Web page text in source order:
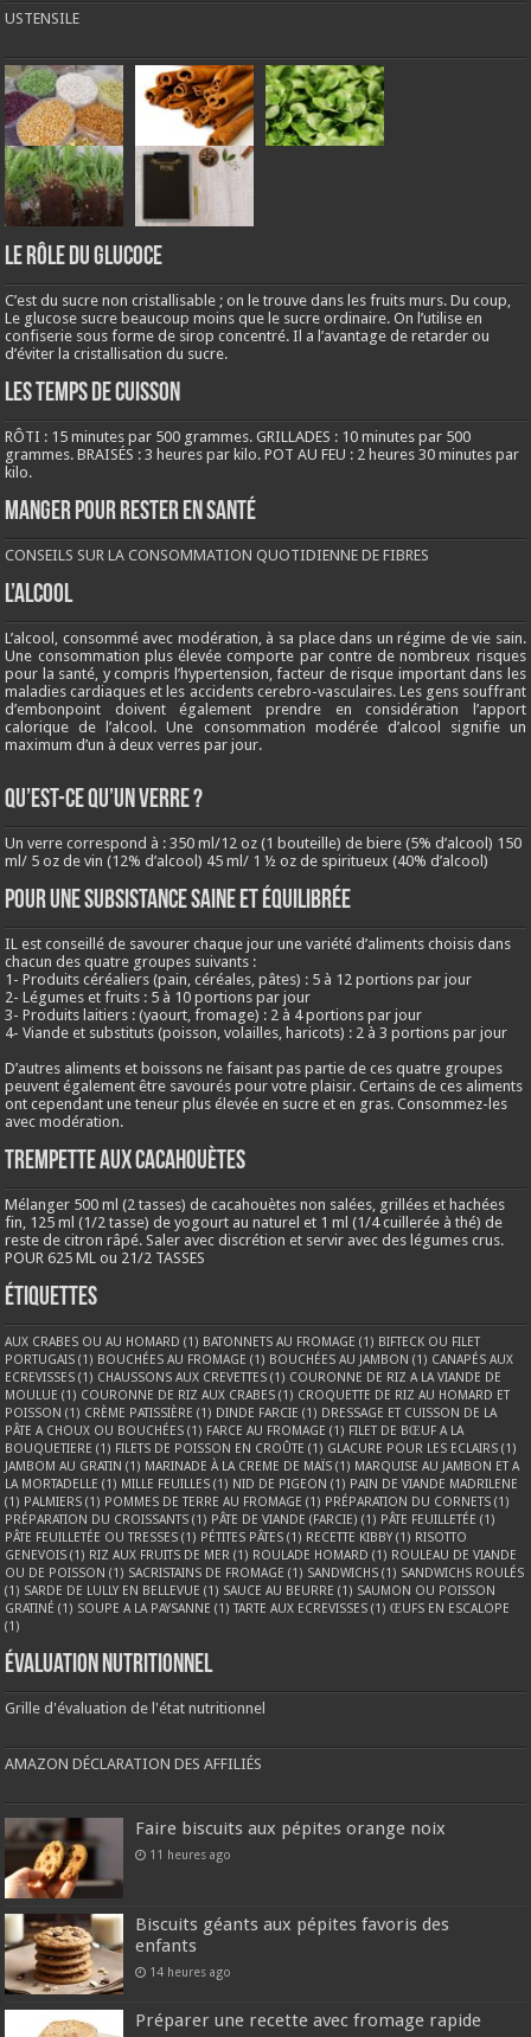
USTENSILE
LE RÔLE DU GLUCOCE
C’est du sucre non cristallisable ; on le trouve dans les fruits murs. Du coup,
Le glucose sucre beaucoup moins que le sucre ordinaire. On l’utilise en
confiserie sous forme de sirop concentré. Il a l’avantage de retarder ou
d’éviter la cristallisation du sucre.
LES TEMPS DE CUISSON
RÔTI : 15 minutes par 500 grammes. GRILLADES : 10 minutes par 500
grammes. BRAISÉS : 3 heures par kilo. POT AU FEU : 2 heures 30 minutes par
kilo.
Manger pour rester en santé
CONSEILS SUR LA CONSOMMATION QUOTIDIENNE DE FIBRES
L’ALCOOL
L’alcool, consommé avec modération, à sa place dans un régime de vie sain.
Une consommation plus élevée comporte par contre de nombreux risques
pour la santé, y compris l’hypertension, facteur de risque important dans les
maladies cardiaques et les accidents cerebro-vasculaires. Les gens souffrant
d’embonpoint doivent également prendre en considération l’apport
calorique de l’alcool. Une consommation modérée d’alcool signifie un
maximum d’un à deux verres par jour.
QU’EST-CE QU’UN VERRE ?
Un verre correspond à : 350 ml/12 oz (1 bouteille) de biere (5% d’alcool) 150
ml/ 5 oz de vin (12% d’alcool) 45 ml/ 1 ½ oz de spiritueux (40% d’alcool)
Pour une subsistance saine et équilibrée
IL est conseillé de savourer chaque jour une variété d’aliments choisis dans
chacun des quatre groupes suivants :
1- Produits céréaliers (pain, céréales, pâtes) : 5 à 12 portions par jour
2- Légumes et fruits : 5 à 10 portions par jour
3- Produits laitiers : (yaourt, fromage) : 2 à 4 portions par jour
4- Viande et substituts (poisson, volailles, haricots) : 2 à 3 portions par jour
D’autres aliments et boissons ne faisant pas partie de ces quatre groupes
peuvent également être savourés pour votre plaisir. Certains de ces aliments
ont cependant une teneur plus élevée en sucre et en gras. Consommez-les
avec modération.
Trempette aux cacahouètes
Mélanger 500 ml (2 tasses) de cacahouètes non salées, grillées et hachées
fin, 125 ml (1/2 tasse) de yogourt au naturel et 1 ml (1/4 cuillerée à thé) de
reste de citron râpé. Saler avec discrétion et servir avec des légumes crus.
POUR 625 ML ou 21/2 TASSES
Étiquettes
AUX CRABES OU AU HOMARD (1) BATONNETS AU FROMAGE (1) BIFTECK OU FILET
PORTUGAIS (1) BOUCHÉES AU FROMAGE (1) BOUCHÉES AU JAMBON (1) CANAPÉS AUX
ECREVISSES (1) CHAUSSONS AUX CREVETTES (1) COURONNE DE RIZ A LA VIANDE DE
MOULUE (1) COURONNE DE RIZ AUX CRABES (1) CROQUETTE DE RIZ AU HOMARD ET
POISSON (1) CRÈME PATISSIÈRE (1) DINDE FARCIE (1) DRESSAGE ET CUISSON DE LA
PÂTE A CHOUX OU BOUCHÉES (1) FARCE AU FROMAGE (1) FILET DE BŒUF A LA
BOUQUETIERE (1) FILETS DE POISSON EN CROÛTE (1) GLACURE POUR LES ECLAIRS (1)
JAMBOM AU GRATIN (1) MARINADE À LA CREME DE MAÏS (1) MARQUISE AU JAMBON ET A
LA MORTADELLE (1) MILLE FEUILLES (1) NID DE PIGEON (1) PAIN DE VIANDE MADRILENE
(1) PALMIERS (1) POMMES DE TERRE AU FROMAGE (1) PRÉPARATION DU CORNETS (1)
PRÉPARATION DU CROISSANTS (1) PÂTE DE VIANDE (FARCIE) (1) PÂTE FEUILLETÉE (1)
PÂTE FEUILLETÉE OU TRESSES (1) PÉTITES PÂTES (1) RECETTE KIBBY (1) RISOTTO
GENEVOIS (1) RIZ AUX FRUITS DE MER (1) ROULADE HOMARD (1) ROULEAU DE VIANDE
OU DE POISSON (1) SACRISTAINS DE FROMAGE (1) SANDWICHS (1) SANDWICHS ROULÉS
(1) SARDE DE LULLY EN BELLEVUE (1) SAUCE AU BEURRE (1) SAUMON OU POISSON
GRATINÉ (1) SOUPE A LA PAYSANNE (1) TARTE AUX ECREVISSES (1) ŒUFS EN ESCALOPE
(1)
Évaluation nutritionnel
Grille d'évaluation de l'état nutritionnel
AMAZON DÉCLARATION DES AFFILIÉS
Faire biscuits aux pépites orange noix
11 heures ago
Biscuits géants aux pépites favoris des
enfants
14 heures ago
Préparer une recette avec fromage rapide